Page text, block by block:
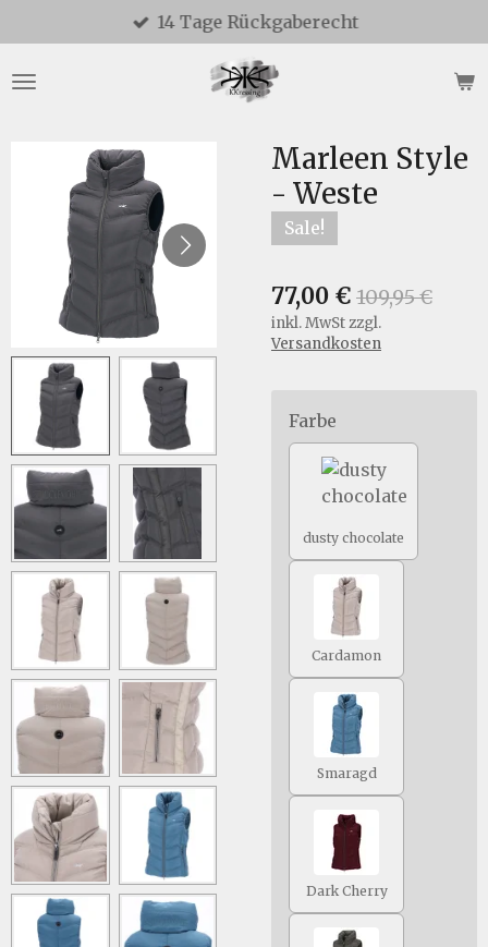
Hauptinhalt
springen
14 Tage Rückgaberecht
Marleen Style
- Weste
Sale!
77,00 € 109,95 €
inkl. MwSt zzgl.
Versandkosten
Farbe
dusty chocolate
Cardamon
Smaragd
Dark Cherry